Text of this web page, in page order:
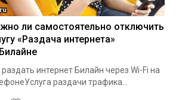
ли самостоятельно отключить
«Раздача интернета»
раздать интернет Билайн через Wi-Fi на
раздачи трафика...